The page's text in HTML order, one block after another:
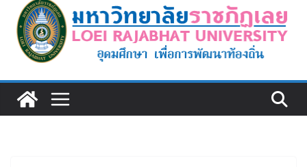
๑,๙๗๒ ชุด โดยวิธีเฉพาะเจาะจง
ม.ราชภัฏเลย จัดกิจกรรมจิตอาสาบำเพ็ญสาธารณประโยชน์ และ
บำเพ็ญสาธารณกุศล 69
รายชื่อผู้ผ่านการสอบแข่งขันเพื่อเป็นลูกจ้างชั่วคราว (รายวัน)
สังกัดมหาวิทยาลัยราชภัฏเลย ด้วยเงินนอกงบประมาณ ประเภท